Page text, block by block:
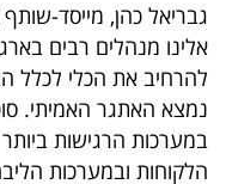
גבריאל כהן, מייסד-
אלינו מנהלים רבים
להרחיב את הכלי לכלל
במערכות הרגישות
הלקוחות ובמערכות